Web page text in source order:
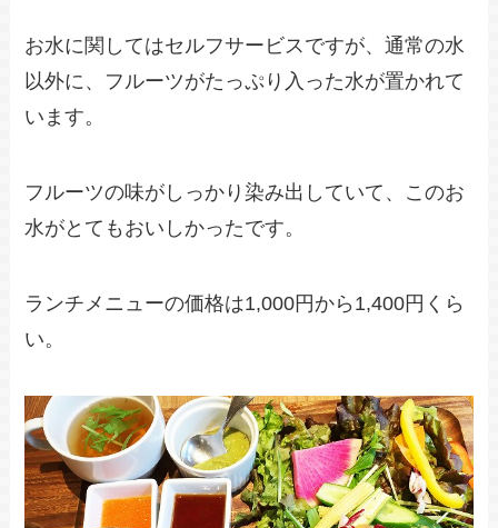
お水に関してはセルフサービスですが、通常の水
以外に、フルーツがたっぷり入った水が置かれて
います。
フルーツの味がしっかり染み出していて、このお
水がとてもおいしかったです。
ランチメニューの価格は1,000円から1,400円くら
い。